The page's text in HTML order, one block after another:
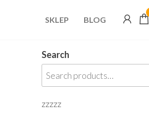
SKLEP BLOG
Search
zzzzz